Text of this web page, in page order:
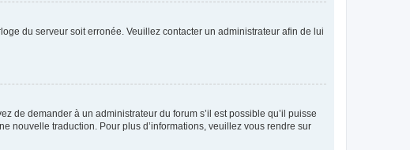
du serveur soit erronée. Veuillez contacter un administrateur afin de lui
de demander à un administrateur du forum s’il est possible qu’il puisse
nouvelle traduction. Pour plus d’informations, veuillez vous rendre sur